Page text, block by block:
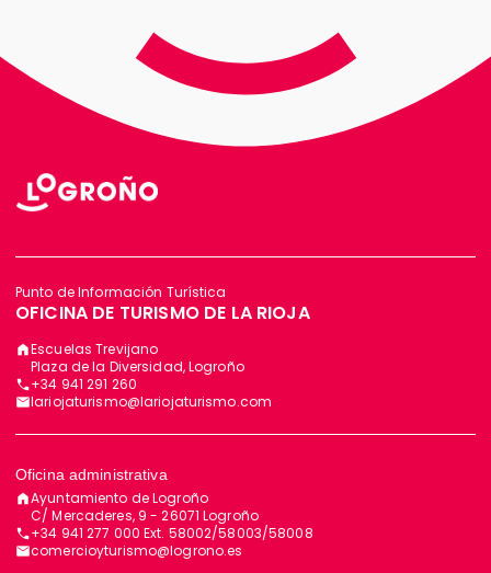
Punto de Información Turística
OFICINA DE TURISMO DE LA RIOJA
Escuelas Trevijano
Plaza de la Diversidad, Logroño
+34 941 291 260
lariojaturismo@lariojaturismo.com
Oficina administrativa
Ayuntamiento de Logroño
C/ Mercaderes, 9 - 26071 Logroño
+34 941 277 000 Ext. 58002/58003/58008
comercioyturismo@logrono.es